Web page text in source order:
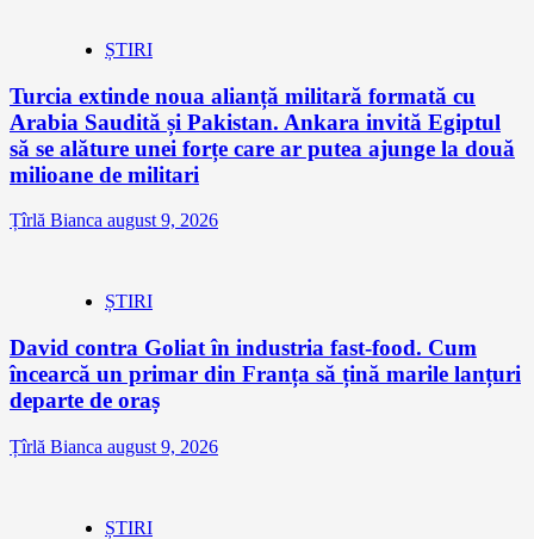
ȘTIRI
Turcia extinde noua alianță militară formată cu
Arabia Saudită și Pakistan. Ankara invită Egiptul
să se alăture unei forțe care ar putea ajunge la două
milioane de militari
Țîrlă Bianca august 9, 2026
ȘTIRI
David contra Goliat în industria fast-food. Cum
încearcă un primar din Franța să țină marile lanțuri
departe de oraș
Țîrlă Bianca august 9, 2026
ȘTIRI